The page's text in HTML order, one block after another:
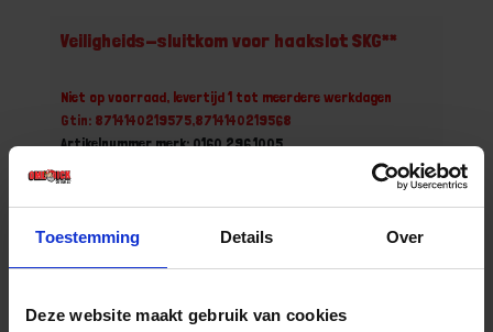
Toestemming Details Over
Deze website maakt gebruik van cookies
Veiligheids-sluitkom voor haakslot SKG**
Niet op voorraad, levertijd 1 tot meerdere werkdagen
Gtin: 8714140219575,8714140219568
Artikelnummer merk: 0160.296.1005
- +